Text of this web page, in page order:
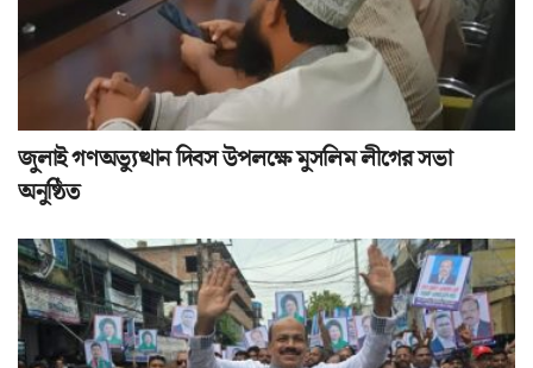
জুলাই গণঅভ্যুত্থান দিবস উপলক্ষে মুসলিম লীগের সভা
অনুষ্ঠিত